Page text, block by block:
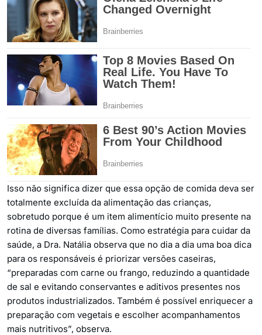
Isso não significa dizer que essa opção de comida deva ser
totalmente excluída da alimentação das crianças,
sobretudo porque é um item alimentício muito presente na
rotina de diversas famílias. Como estratégia para cuidar da
saúde, a Dra. Natália observa que no dia a dia uma boa dica
para os responsáveis é priorizar versões caseiras,
“preparadas com carne ou frango, reduzindo a quantidade
de sal e evitando conservantes e aditivos presentes nos
produtos industrializados. Também é possível enriquecer a
preparação com vegetais e escolher acompanhamentos
mais nutritivos”, observa.